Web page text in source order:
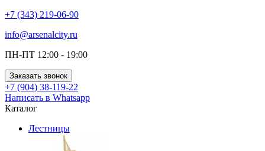
+7 (343) 219-06-90
info@arsenalcity.ru
ПН-ПТ 12:00 - 19:00
Заказать звонок
+7 (904) 38-119-22
Написать в Whatsapp
Каталог
Лестницы